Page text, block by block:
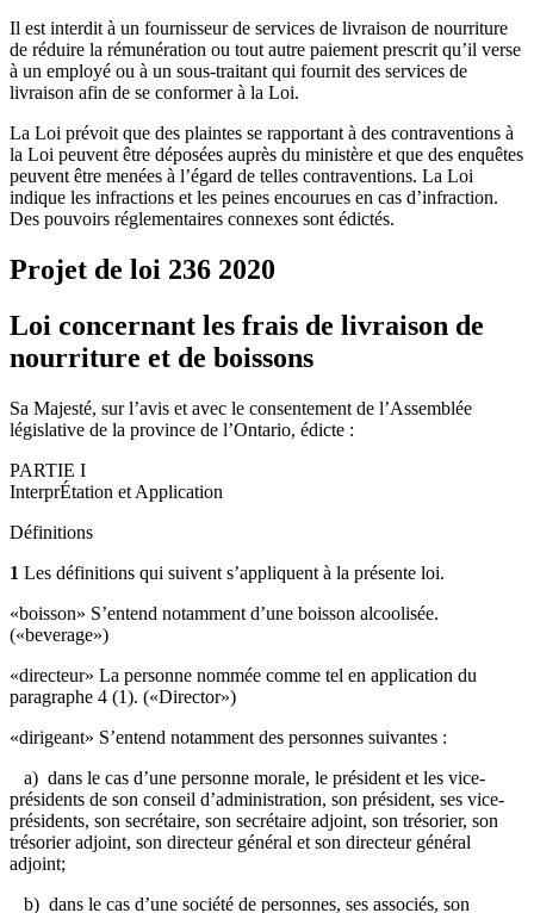
Il est interdit à un fournisseur de services de livraison de nourriture
de réduire la rémunération ou tout autre paiement prescrit qu’il verse
à un employé ou à un sous-traitant qui fournit des services de
livraison afin de se conformer à la Loi.
La Loi prévoit que des plaintes se rapportant à des contraventions à
la Loi peuvent être déposées auprès du ministère et que des enquêtes
peuvent être menées à l’égard de telles contraventions. La Loi
indique les infractions et les peines encourues en cas d’infraction.
Des pouvoirs réglementaires connexes sont édictés.
Projet de loi 236 2020
Loi concernant les frais de livraison de
nourriture et de boissons
Sa Majesté, sur l’avis et avec le consentement de l’Assemblée
législative de la province de l’Ontario, édicte :
PARTIE I
InterprÉtation et Application
Définitions
1 Les définitions qui suivent s’appliquent à la présente loi.
«boisson» S’entend notamment d’une boisson alcoolisée.
(«beverage»)
«directeur» La personne nommée comme tel en application du
paragraphe 4 (1). («Director»)
«dirigeant» S’entend notamment des personnes suivantes :
a) dans le cas d’une personne morale, le président et les vice-
présidents de son conseil d’administration, son président, ses vice-
présidents, son secrétaire, son secrétaire adjoint, son trésorier, son
trésorier adjoint, son directeur général et son directeur général
adjoint;
b) dans le cas d’une société de personnes, ses associés, son